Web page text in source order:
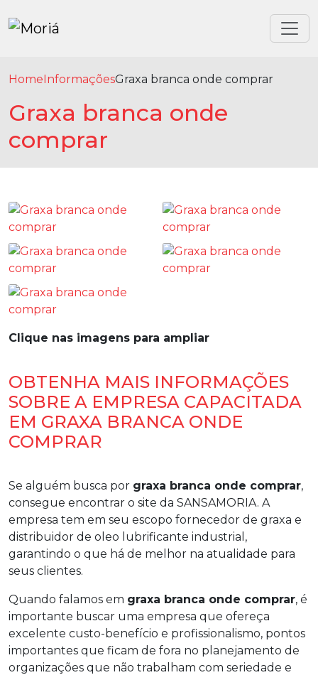
HomeInformaçõesGraxa branca onde comprar
Graxa branca onde
comprar
Clique nas imagens para ampliar
OBTENHA MAIS INFORMAÇÕES
SOBRE A EMPRESA CAPACITADA
EM GRAXA BRANCA ONDE
COMPRAR
Se alguém busca por graxa branca onde comprar,
consegue encontrar o site da SANSAMORIA. A
empresa tem em seu escopo fornecedor de graxa e
distribuidor de oleo lubrificante industrial,
garantindo o que há de melhor na atualidade para
seus clientes.
Quando falamos em graxa branca onde comprar, é
importante buscar uma empresa que ofereça
excelente custo-benefício e profissionalismo, pontos
importantes que ficam de fora no planejamento de
organizações que não trabalham com seriedade e